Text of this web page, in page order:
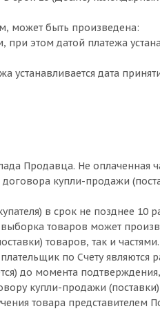
может быть произведена:
этом датой платежа
устанавливается дата
Продавца. Не оплаченная
купли-продажи
в срок не позднее 10
товаров может
товаров, так и частями.
по Счету
до момента
купли-продажи
товара представителем